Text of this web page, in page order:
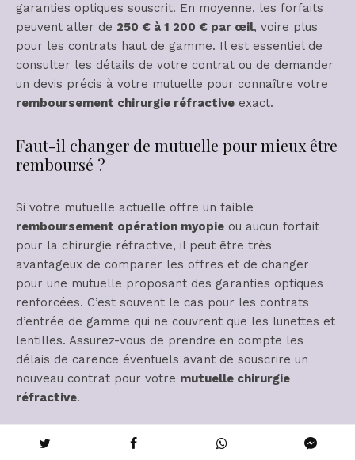
garanties optiques souscrit. En moyenne, les forfaits
peuvent aller de 250 € à 1 200 € par œil, voire plus
pour les contrats haut de gamme. Il est essentiel de
consulter les détails de votre contrat ou de demander
un devis précis à votre mutuelle pour connaître votre
remboursement chirurgie réfractive exact.
Faut-il changer de mutuelle pour mieux être
remboursé ?
Si votre mutuelle actuelle offre un faible
remboursement opération myopie ou aucun forfait
pour la chirurgie réfractive, il peut être très
avantageux de comparer les offres et de changer
pour une mutuelle proposant des garanties optiques
renforcées. C’est souvent le cas pour les contrats
d’entrée de gamme qui ne couvrent que les lunettes et
lentilles. Assurez-vous de prendre en compte les
délais de carence éventuels avant de souscrire un
nouveau contrat pour votre mutuelle chirurgie
réfractive.
Quels sont les délais de carence à prévoir ?